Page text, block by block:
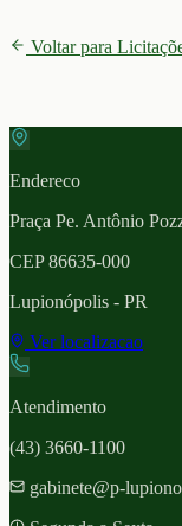
Voltar para
Endereco
Praça Pe. Antônio
CEP86635-000
Lupionópolis - PR
Ver localizacao
Atendimento
(43) 3660-1100
gabinete@p-